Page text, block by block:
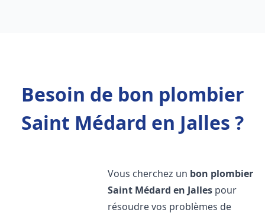
Besoin de bon plombier
Saint Médard en Jalles ?
Vous cherchez un bon plombier
Saint Médard en Jalles pour
résoudre vos problèmes de